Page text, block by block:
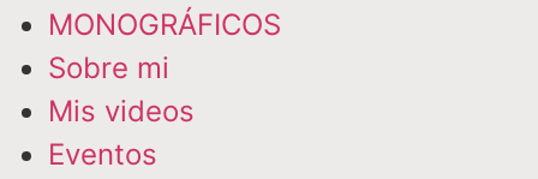
MONOGRÁFICOS
Sobre mi
Mis videos
Eventos